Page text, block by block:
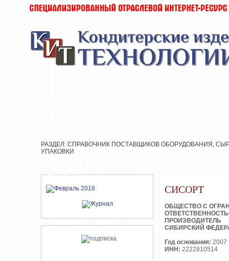
ЖУРНАЛА
РАЗДЕЛ: СПРАВОЧНИК ПОСТАВЩИКОВ ОБОРУДОВАНИЯ,
УПАКОВКИ
СИСОРТ
ОБЩЕСТВО С
ПРОИЗВОДИТЕЛЬ
СИБИРСКИЙ
Год основания: 2007
ИНН: 2222810514